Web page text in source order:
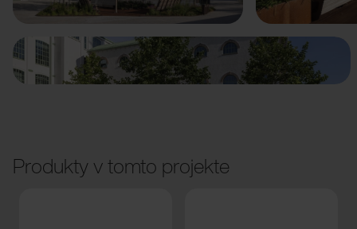
Produkty v tomto projekte